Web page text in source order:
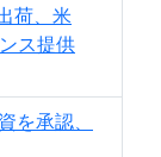
荷、米
ス提供
を承認、